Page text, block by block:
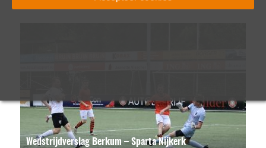
Wedstrijdverslag Berkum – Sparta Nijkerk